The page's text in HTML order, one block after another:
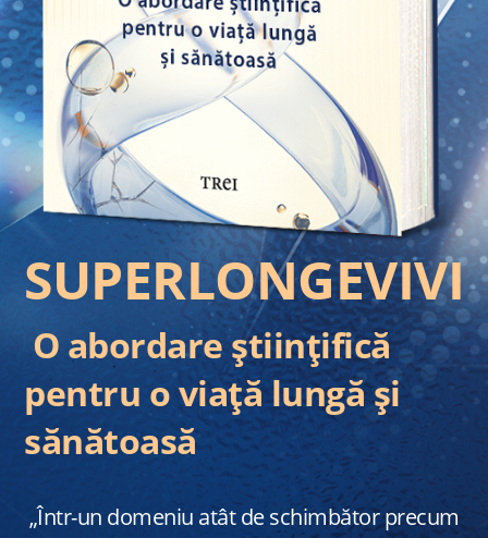
SUPERLONGEVIVI
O abordare științifică
pentru o viață lungă și
sănătoasă
„Într-un domeniu atât de schimbător precum